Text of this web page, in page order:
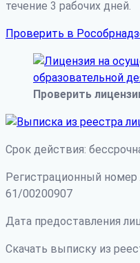
течение 3 рабочих дней.
Проверить в
Проверить
Срок действия:
Регистрационный
61/00200907
Дата предоставления
Скачать выписку из